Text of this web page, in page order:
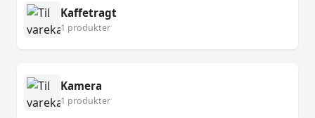
Kaffetragt
1 produkter
Kamera
1 produkter